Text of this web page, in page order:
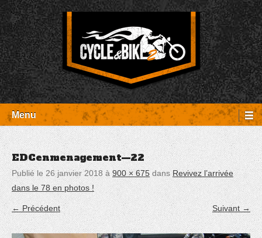
Aller
au
contenu
Cycle et Bike
Entretien Harley-Davidson, préparation et custom, boutique, pièces
détachées Rambouillet
Menu
EDCenmenagement—22
Publié le 26 janvier 2018 à900 × 675 dansRevivez l’arrivée
dans le 78 en photos !
← Précédent Suivant →
Panneau de gestion des cookies